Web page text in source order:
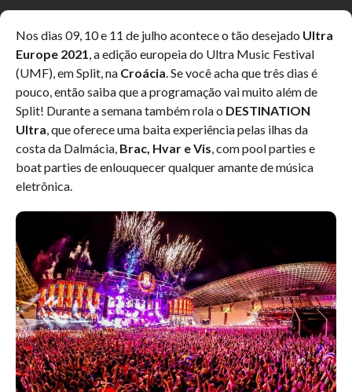
Nos dias 09, 10 e 11 de julho acontece o tão desejado Ultra
Europe 2021, a edição europeia do Ultra Music Festival
(UMF), em Split, na Croácia. Se você acha que três dias é
pouco, então saiba que a programação vai muito além de
Split! Durante a semana também rola o DESTINATION
Ultra, que oferece uma baita experiência pelas ilhas da
costa da Dalmácia, Brac, Hvar e Vis, com pool parties e
boat parties de enlouquecer qualquer amante de música
eletrônica.